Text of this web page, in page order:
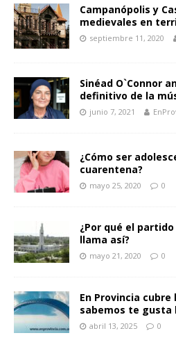
Campanópolis y
medievales en
septiembre 11, 2020
Sinéad O`Connor
definitivo de la
junio 7, 2021
¿Cómo ser
cuarentena?
mayo 25, 2020 0
¿Por qué el
llama así?
mayo 21, 2020 0
En Provincia
sabemos te gusta
abril 13, 2025 0